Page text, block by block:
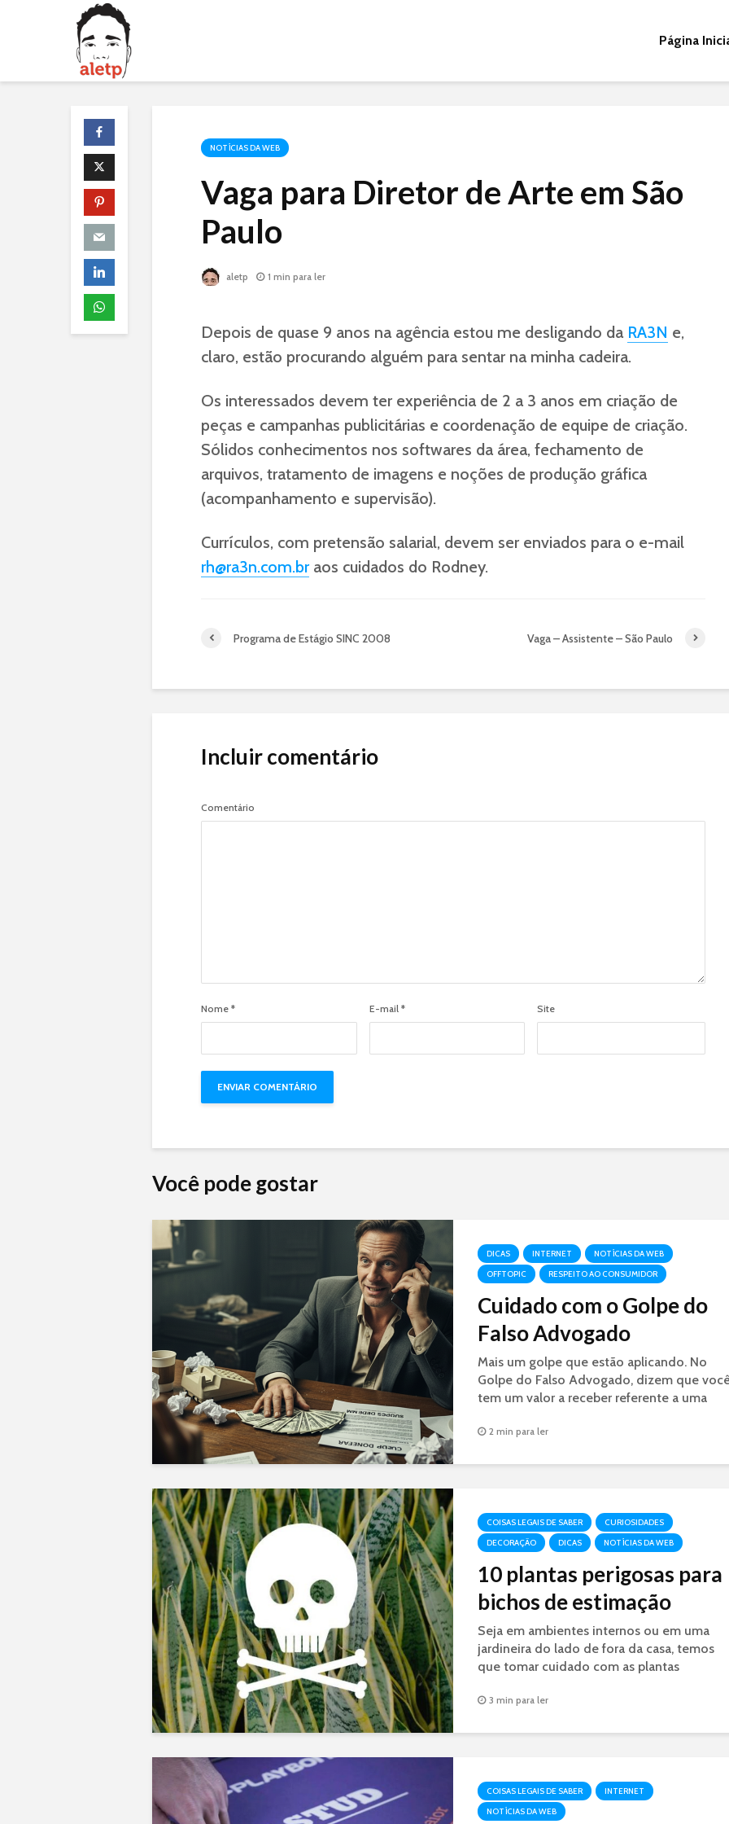
Página
NOTÍCIAS DA WEB
Vaga para Diretor de Arte em São
Paulo
aletp 1 min para ler
Depois de quase 9 anos na agência estou me desligando da RA3N e,
claro, estão procurando alguém para sentar na minha cadeira.
Os interessados devem ter experiência de 2 a 3 anos em criação de
peças e campanhas publicitárias e coordenação de equipe de criação.
Sólidos conhecimentos nos softwares da área, fechamento de
arquivos, tratamento de imagens e noções de produção gráfica
(acompanhamento e supervisão).
Currículos, com pretensão salarial, devem ser enviados para o e-mail
rh@ra3n.com.braos cuidados do Rodney.
Programa de Estágio SINC 2008 Vaga – Assistente – São Paulo
Incluir comentário
Comentário
Nome * E-mail * Site
Você pode gostar
DICAS INTERNET
NOTÍCIAS DA WEB
OFFTOPIC
RESPEITO AO CONSUMIDOR
Cuidado com o Golpe do
Falso Advogado
Mais um golpe que estão aplicando. No
Golpe do Falso Advogado, dizem que
tem um valor a receber referente a uma
2 min para ler
COISAS LEGAIS DE SABER
CURIOSIDADES
DECORAÇÃO
DICAS NOTÍCIAS DA WEB
10 plantas perigosas para
bichos de estimação
Seja em ambientes internos ou em uma
jardineira do lado de fora da casa, temos
que tomar cuidado com as plantas
3 min para ler
COISAS LEGAIS DE SABER
INTERNET
NOTÍCIAS DA WEB